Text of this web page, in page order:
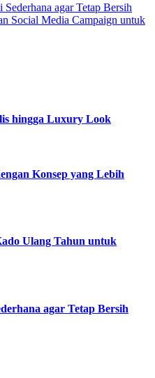
agar Tetap Bersih
Social Media Campaign untuk
hingga Luxury Look
Konsep yang Lebih
Ulang Tahun untuk
agar Tetap Bersih